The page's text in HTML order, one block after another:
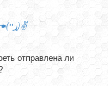
ஐ♥♕Lidiya♕♥ஐ ♥ ♕♕ ♕ ☚(ړײ)✌
отправлена ли